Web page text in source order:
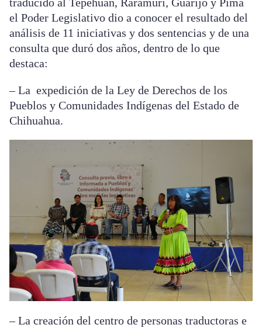
el Poder Legislativo dio a conocer el resultado del
análisis de 11 iniciativas y dos sentencias y de una
consulta que duró dos años, dentro de lo que
destaca:
– La expedición de la Ley de Derechos de los
Pueblos y Comunidades Indígenas del Estado de
Chihuahua.
– La creación del centro de personas traductoras e